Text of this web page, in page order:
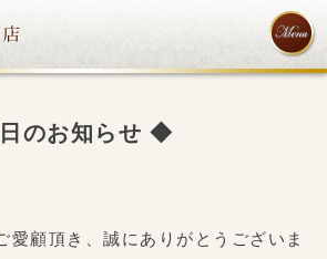
のお知らせ ◆
愛顧頂き、誠にありがとうございま